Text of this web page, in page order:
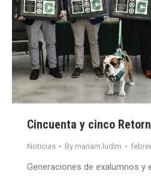
Cincuenta y cinco
Noticias By mariam.ludim
Generaciones de exalumnos y